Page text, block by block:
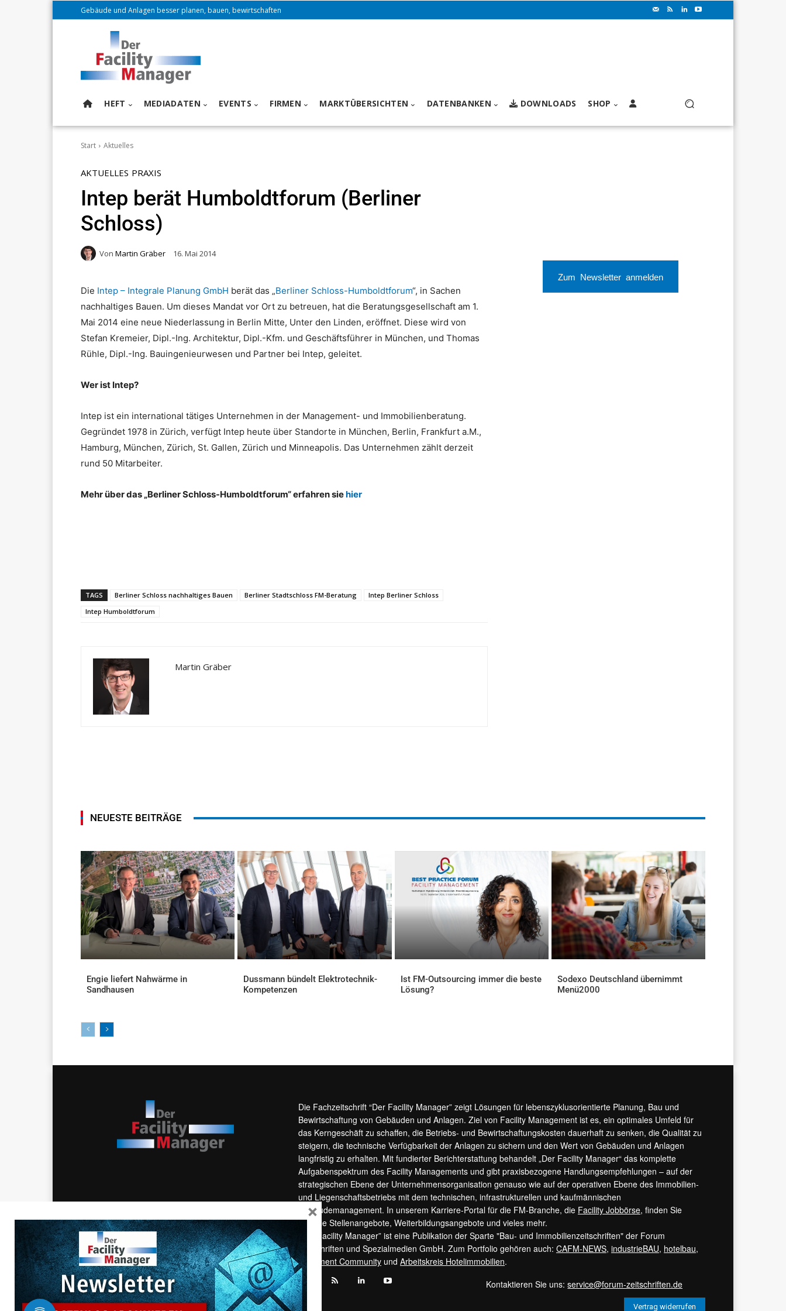
Gebäude und Anlagen besser planen, bauen, bewirtschaften
HEFT MEDIADATEN EVENTS FIRMEN MARKTÜBERSICHTEN DATENBANKEN DOWNLOADS SHOP
Start Aktuelles
AKTUELLES PRAXIS
Intep berät Humboldtforum (Berliner
Schloss)
Von Martin Gräber 16. Mai 2014
Die Intep – Integrale Planung GmbH berät das „Berliner Schloss-Humboldtforum“, in Sachen
nachhaltiges Bauen. Um dieses Mandat vor Ort zu betreuen, hat die Beratungsgesellschaft am 1.
Mai 2014 eine neue Niederlassung in Berlin Mitte, Unter den Linden, eröffnet. Diese wird von
Stefan Kremeier, Dipl.-Ing. Architektur, Dipl.-Kfm. und Geschäftsführer in München, und Thomas
Rühle, Dipl.-Ing. Bauingenieurwesen und Partner bei Intep, geleitet.
Wer ist Intep?
Intep ist ein international tätiges Unternehmen in der Management- und Immobilienberatung.
Gegründet 1978 in Zürich, verfügt Intep heute über Standorte in München, Berlin, Frankfurt a.M.,
Hamburg, München, Zürich, St. Gallen, Zürich und Minneapolis. Das Unternehmen zählt derzeit
rund 50 Mitarbeiter.
Mehr über das „Berliner Schloss-Humboldtforum“ erfahren siehier
TAGS Berliner Schloss nachhaltiges Bauen Berliner Stadtschloss FM-Beratung
Intep Berliner Schloss
Intep Humboldtforum
Martin Gräber
Zum Newsletter anmelden
NEUESTE BEITRÄGE
Engie liefert Nahwärme in
Sandhausen
Dussmann bündelt Elektrotechnik-
Kompetenzen
Ist FM-Outsourcing immer die beste
Lösung?
Sodexo Deutschland übernimmt
Menü2000
Die Fachzeitschrift “Der Facility Manager” zeigt Lösungen für lebenszyklusorientierte Planung, Bau und
Bewirtschaftung von Gebäuden und Anlagen. Ziel von Facility Management ist es, ein optimales Umfeld für
das Kerngeschäft zu schaffen, die Betriebs- und Bewirtschaftungskosten dauerhaft zu senken, die Qualität zu
steigern, die technische Verfügbarkeit der Anlagen zu sichern und den Wert von Gebäuden und Anlagen
langfristig zu erhalten. Mit fundierter Berichterstattung behandelt „Der Facility Manager“ das komplette
Aufgabenspektrum des Facility Managements und gibt praxisbezogene Handlungsempfehlungen – auf der
strategischen Ebene der Unternehmensorganisation genauso wie auf der operativen Ebene des Immobilien-
und Liegenschaftsbetriebs mit dem technischen, infrastrukturellen und kaufmännischen
Gebäudemanagement. In unserem Karriere-Portal für die FM-Branche, die Facility Jobbörse, finden Sie
aktuelle Stellenangebote, Weiterbildungsangebote und vieles mehr.
“Der Facility Manager” ist eine Publikation der Sparte "Bau- und Immobilienzeitschriften" der Forum
Zeitschriften und Spezialmedien GmbH. Zum Portfolio gehören auch: CAFM-NEWS, industrieBAU, hotelbau,
Apartment Community und Arbeitskreis Hotelimmobilien.
Kontaktieren Sie uns:service@forum-zeitschriften.de
Vertrag widerrufen
×